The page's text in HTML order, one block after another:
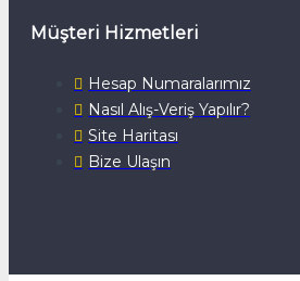
Müşteri Hizmetleri
Hesap Numaralarımız
Nasıl Alış-Veriş Yapılır?
Site Haritası
Bize Ulaşın